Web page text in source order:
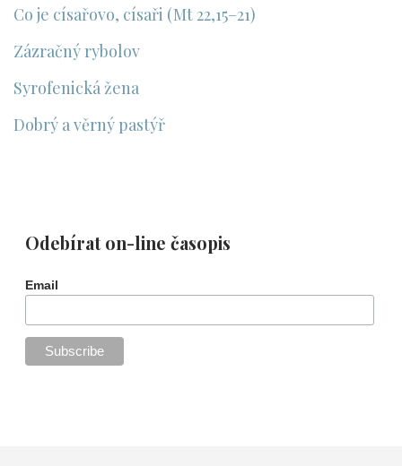
Co je císařovo, císaři (Mt 22,15–21)
Zázračný rybolov
Syrofenická žena
Dobrý a věrný pastýř
Odebírat on-line časopis
Email